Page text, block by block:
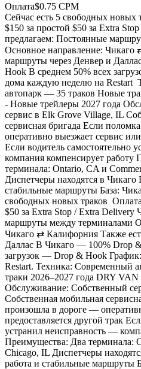
Оплата$0.75 CPM
Сейчас есть 5 свободных новых
$150 за простой $50 за Extra
предлагаем: Постоянные
Основное направление: Чикаго
маршруты через Денвер и
Hook В среднем 50% всех
дома каждую неделю на Restart
автопарк — 35 траков Новые
- Новые трейлеры 2027 года
сервис в Elk Grove Village, IL
сервисная бригада Если
оперативно выезжает сервис
Если водитель самостоятельно
компания компенсирует работу
терминала: Ontario, CA и
Диспетчеры находятся в Чикаго
стабильные маршруты База:
свободных новых траков
$50 за Extra Stop / Extra Delivery
маршруты между терминалами
Чикаго ⇄ Калифорния Также
Даллас В Чикаго — 100% Drop
загрузок — Drop & Hook
Restart. Техника: Современный
траки 2026–2027 года DRY
Обслуживание: Собственный
Собственная мобильная
произошла в дороге —
предоставляется другой трак
устранил неисправность —
Преимущества: Два терминала:
Chicago, IL Диспетчеры
работа и стабильные маршруты